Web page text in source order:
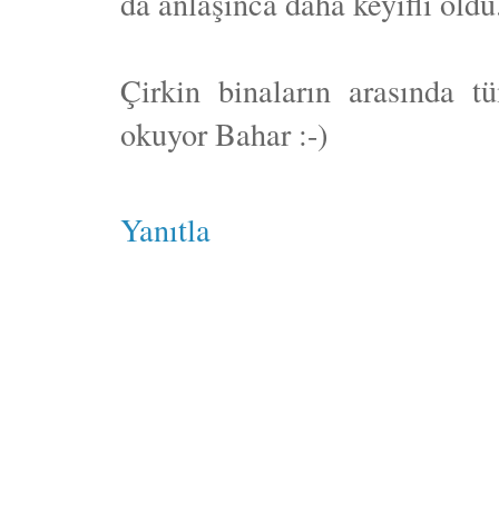
Çirkin binaların arasında
okuyor Bahar :-)
Yanıtla